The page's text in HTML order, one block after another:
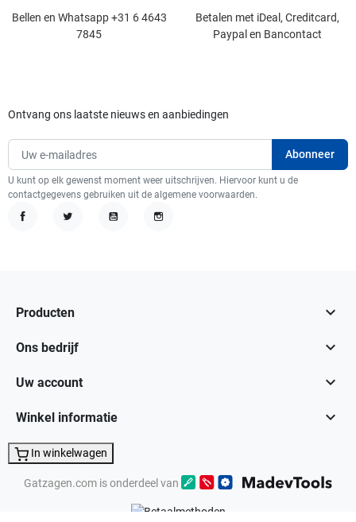
Bellen en Whatsapp +31 6 4643
7845
Betalen met iDeal, Creditcard,
Paypal en Bancontact
Ontvang ons laatste nieuws en aanbiedingen
U kunt op elk gewenst moment weer uitschrijven. Hiervoor kunt u de
contactgegevens gebruiken uit de algemene voorwaarden.
Producten 
Ons bedrijf 
Uw account 
Winkel informatie 
In winkelwagen
Gatzagen.com is onderdeel van